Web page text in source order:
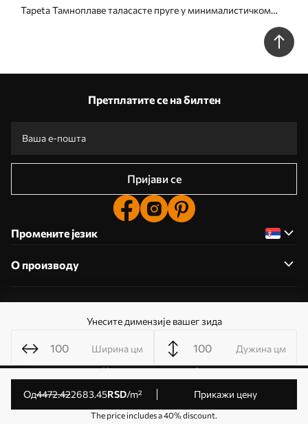
Унесите димензије вашег зида
Ширина цм Дужина цм
од4472.422683.45RSD/m² Прикажи цену
The price includes a 40% discount.
Tapeta Тамноплаве таласасте пруге у минималистичком
Претплатите се на билтен
Пријави се
Промените језик
О производу
О компанији
Уредите дозволе колачића
© 2011- 2026 Uwalls . Сва права задржана. Управља KLW
Sp. z o.o. ИД за ПДВ: PL9223057591.